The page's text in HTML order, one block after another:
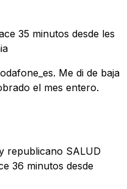
35 minutos desde les
Me di de baja
el mes entero.
republicano SALUD
36 minutos desde